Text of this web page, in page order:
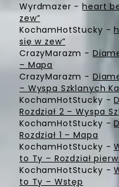
Wyrdmazer -heart
zew”
KochamHotStucky -
się w zew”
CrazyMarazm -
– Mapa
CrazyMarazm -
– Wyspa Szklanych
KochamHotStucky -
Rozdział 2 – Wyspa
KochamHotStucky -
Rozdział 1 – Mapa
KochamHotStucky -
to Ty – Rozdział
KochamHotStucky -
to Ty – Wstęp